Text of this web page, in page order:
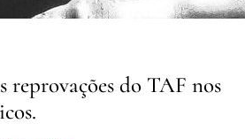
reprovações do TAF nos